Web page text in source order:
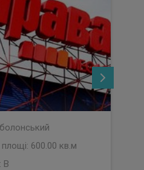
площі: 600.00 кв.м
B